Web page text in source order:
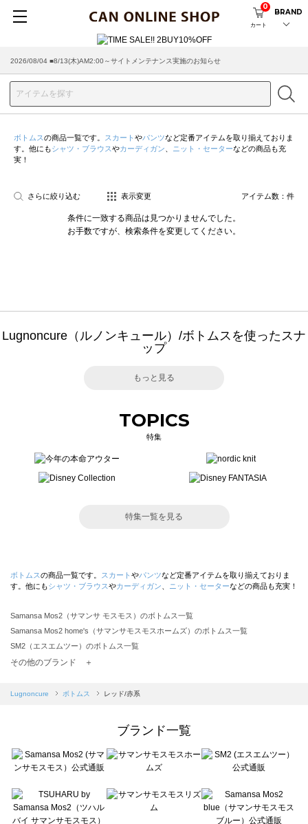
カート
0
BRAND
2026/08/04 ■8/13(木)AM2:00～サイトメンテナンス実施のお知らせ
ボトムスの商品一覧です。 スカート やパンツなど定番アイテムを取り揃えておりま
す。他にもシャツ・ブラウスやカーディガン ニット・セーターなどの商品も充
実！
さらに絞り込む 表示変更 アイテム数： 件
条件に一致する商品は見つかりませんでした。
お手数ですが、検索条件を変更してください。
Lugnoncure（ルノンキュール）/ボトムスを使ったスナ
ップ
もっと見る
TOPICS
特集
特集一覧を見る
ボトムスの商品一覧です。 スカート やパンツなど定番アイテムを取り揃えておりま
す。他にもシャツ・ブラウスやカーディガン ニット・セーターなどの商品も充実！
Samansa Mos2（サマンサ モスモス）のボトムス一覧
Samansa Mos2 home's（サマンサモスモスホームズ）のボトムス一覧
SM2（エスエムツー）のボトムス一覧
TSUHARU by Samansa Mos2（ツハルバイサマンサモスモス）のボトムス一覧
Samansa Mos2 blue（サマンサモスモス ブルー）のボトムス一覧
sō4ū（ソウフォーユー）のボトムス一覧
Te chichi（テチチ）のボトムス一覧
Te chichi CLASSIC（テチチ クラシック）のボトムス一覧
Lugnoncure（ルノンキュール）のボトムス一覧
BETTY'S BLUE（べティーズブルー）のボトムス一覧
その他のブランド ＋
Lugnoncure ボトムス レッド/赤系
ブランド一覧